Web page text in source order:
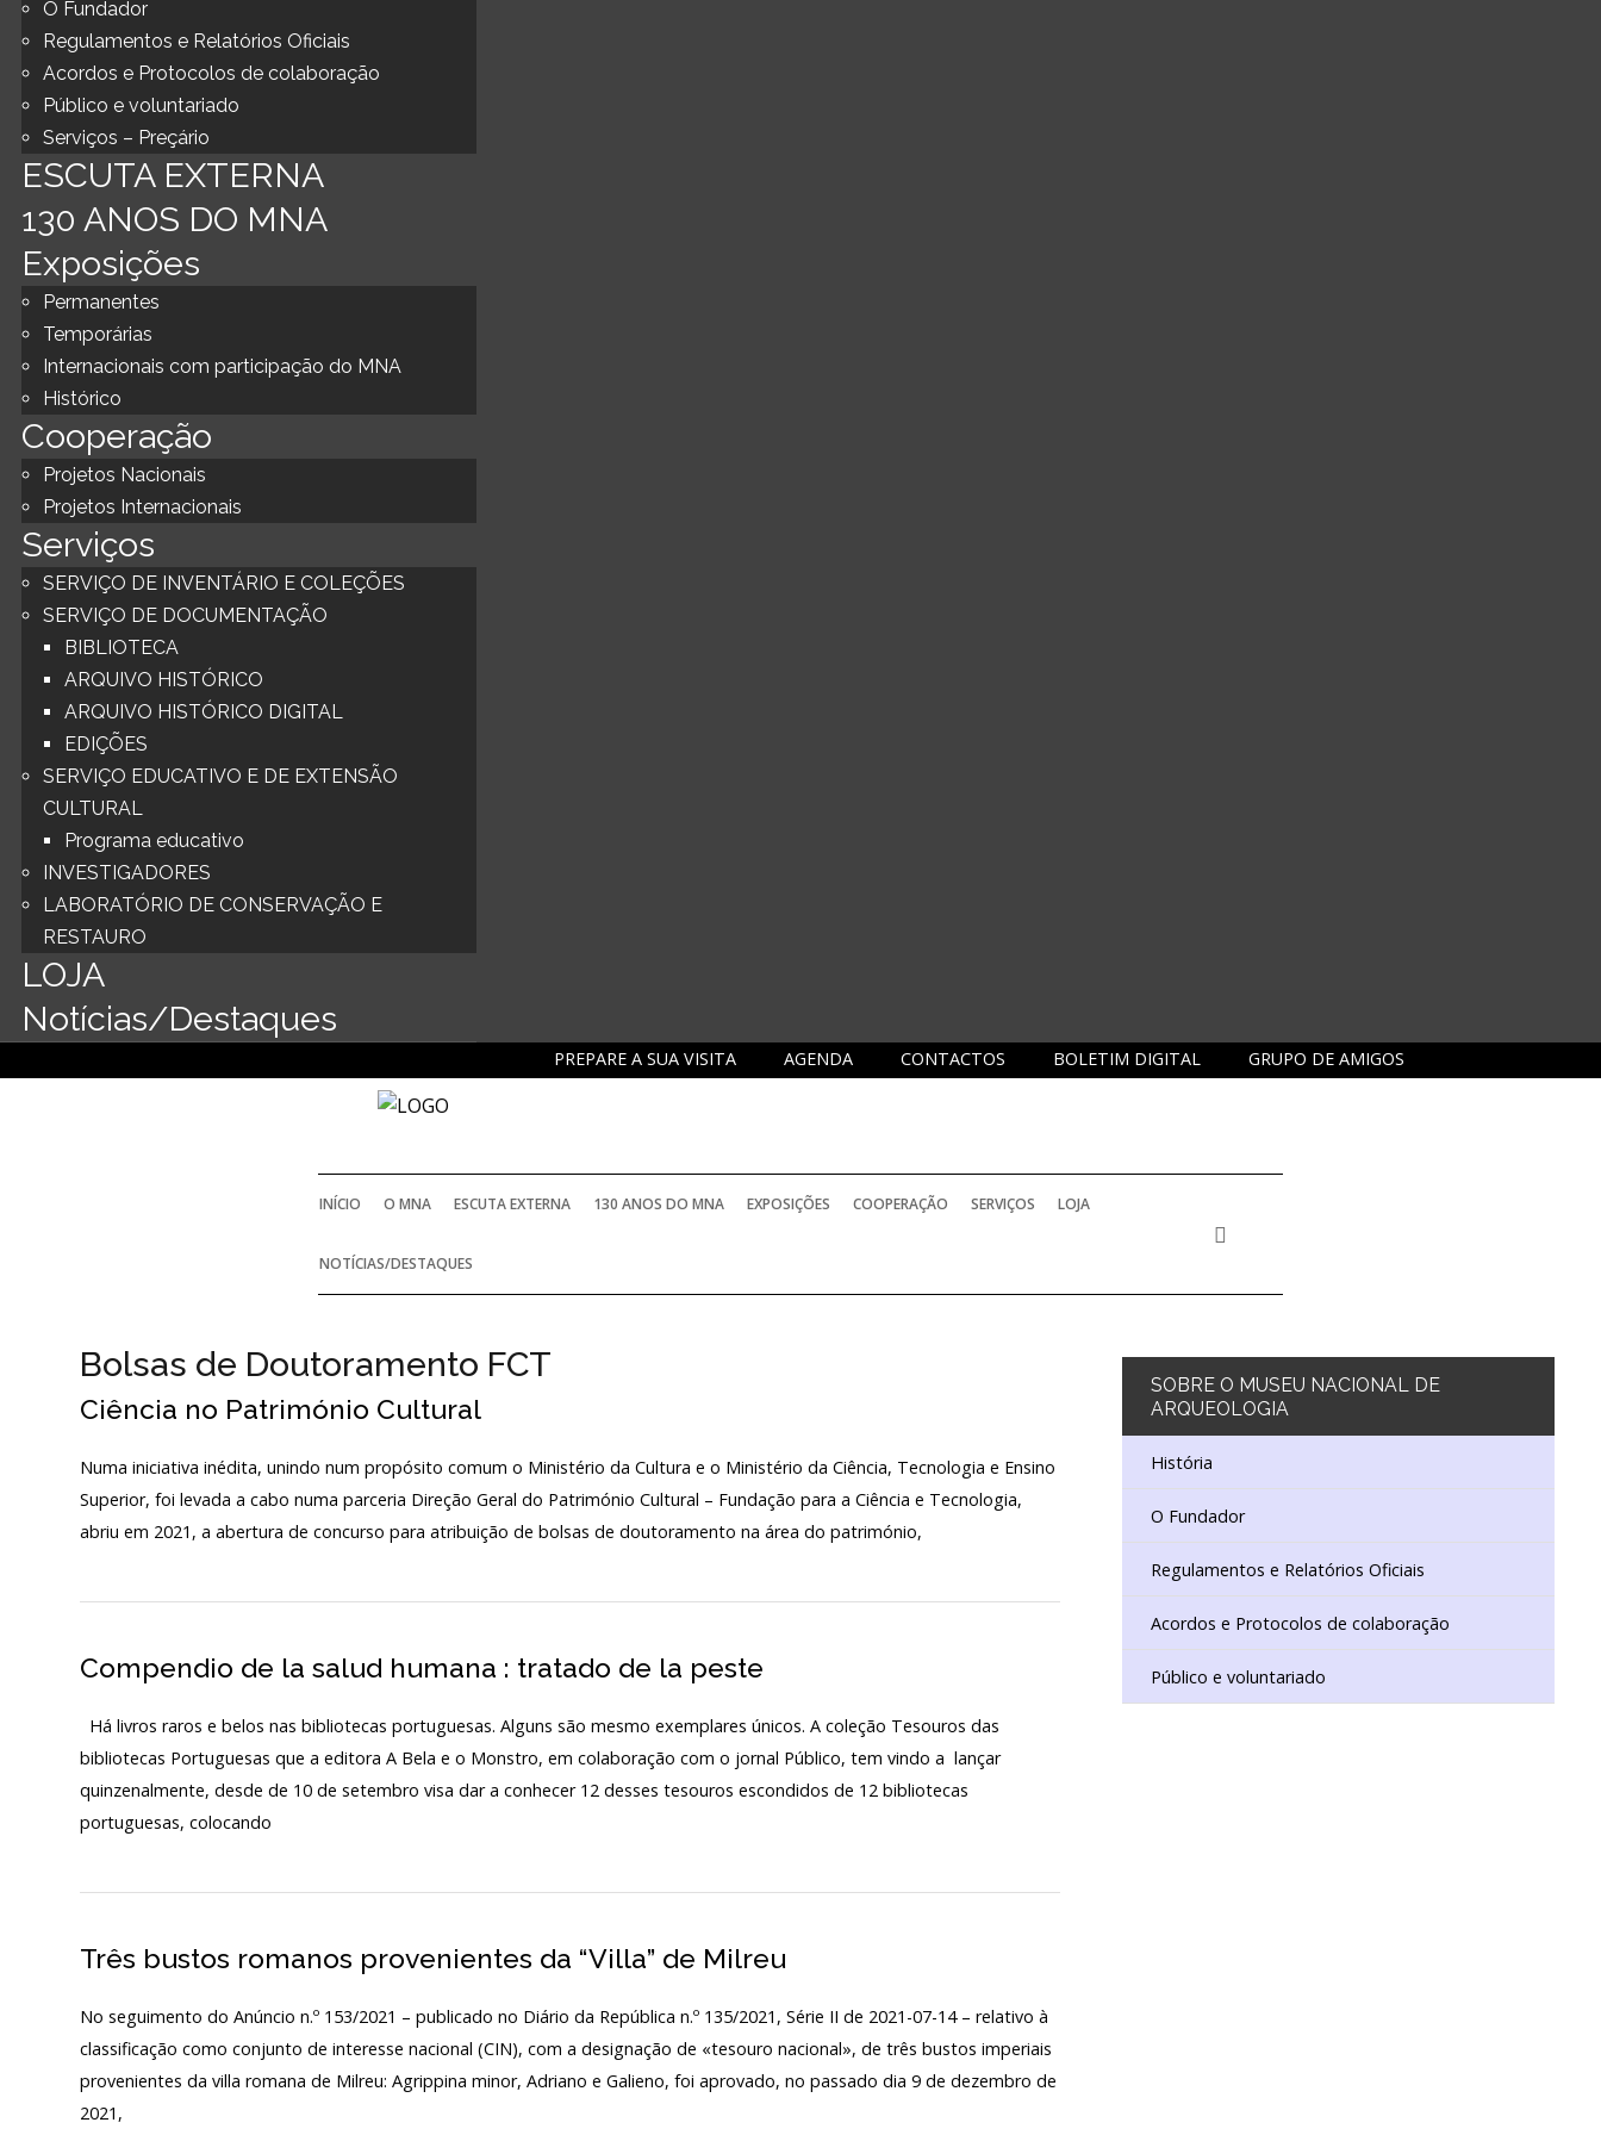
O Fundador
Regulamentos e Relatórios Oficiais
Acordos e Protocolos de colaboração
Público e voluntariado
Serviços – Preçário
ESCUTA EXTERNA
130 ANOS DO MNA
Exposições
Permanentes
Temporárias
Internacionais com participação do MNA
Histórico
Cooperação
Projetos Nacionais
Projetos Internacionais
Serviços
SERVIÇO DE INVENTÁRIO E COLEÇÕES
SERVIÇO DE DOCUMENTAÇÃO
BIBLIOTECA
ARQUIVO HISTÓRICO
ARQUIVO HISTÓRICO DIGITAL
EDIÇÕES
SERVIÇO EDUCATIVO E DE EXTENSÃO
CULTURAL
Programa educativo
INVESTIGADORES
LABORATÓRIO DE CONSERVAÇÃO E
RESTAURO
LOJA
Notícias/Destaques
GRUPO DE AMIGOS
BOLETIM DIGITAL
CONTACTOS
AGENDA
PREPARE A SUA VISITA
INÍCIO O MNA ESCUTA EXTERNA 130 ANOS DO MNA EXPOSIÇÕES COOPERAÇÃO SERVIÇOS LOJA
NOTÍCIAS/DESTAQUES
Bolsas de Doutoramento FCT
Ciência no Património Cultural
Numa iniciativa inédita, unindo num propósito comum o Ministério da Cultura e o Ministério da Ciência, Tecnologia e Ensino
Superior, foi levada a cabo numa parceria Direção Geral do Património Cultural – Fundação para a Ciência e Tecnologia,
abriu em 2021, a abertura de concurso para atribuição de bolsas de doutoramento na área do património,
Compendio de la salud humana : tratado de la peste
Há livros raros e belos nas bibliotecas portuguesas. Alguns são mesmo exemplares únicos. A coleção Tesouros das
bibliotecas Portuguesas que a editora A Bela e o Monstro, em colaboração com o jornal Público, tem vindo a lançar
quinzenalmente, desde de 10 de setembro visa dar a conhecer 12 desses tesouros escondidos de 12 bibliotecas
portuguesas, colocando
Três bustos romanos provenientes da “Villa” de Milreu
No seguimento do Anúncio n.º 153/2021 – publicado no Diário da República n.º 135/2021, Série II de 2021-07-14 – relativo à
classificação como conjunto de interesse nacional (CIN), com a designação de «tesouro nacional», de três bustos imperiais
provenientes da villa romana de Milreu: Agrippina minor, Adriano e Galieno, foi aprovado, no passado dia 9 de dezembro de
2021,
SOBRE O MUSEU NACIONAL DE
ARQUEOLOGIA
História
O Fundador
Regulamentos e Relatórios Oficiais
Acordos e Protocolos de colaboração
Público e voluntariado